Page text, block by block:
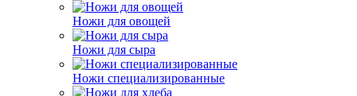
Ножи для овощей
Ножи для сыра
Ножи специализированные